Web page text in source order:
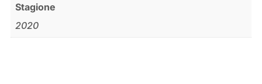
Stagione
2020